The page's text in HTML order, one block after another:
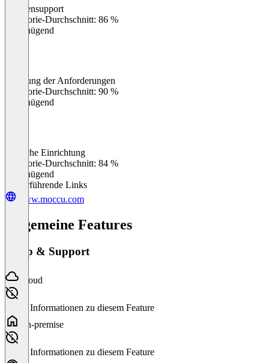
Kundensupport
Kategorie-Durchschnitt: 86 %
Ungenügend
Erfüllung der Anforderungen
Kategorie-Durchschnitt: 90 %
Ungenügend
Einfache Einrichtung
Kategorie-Durchschnitt: 84 %
Ungenügend
Weiterführende Links
www.moccu.com
Allgemeine Features
Setup & Support
Cloud
Keine Informationen zu diesem Feature
On-premise
Keine Informationen zu diesem Feature